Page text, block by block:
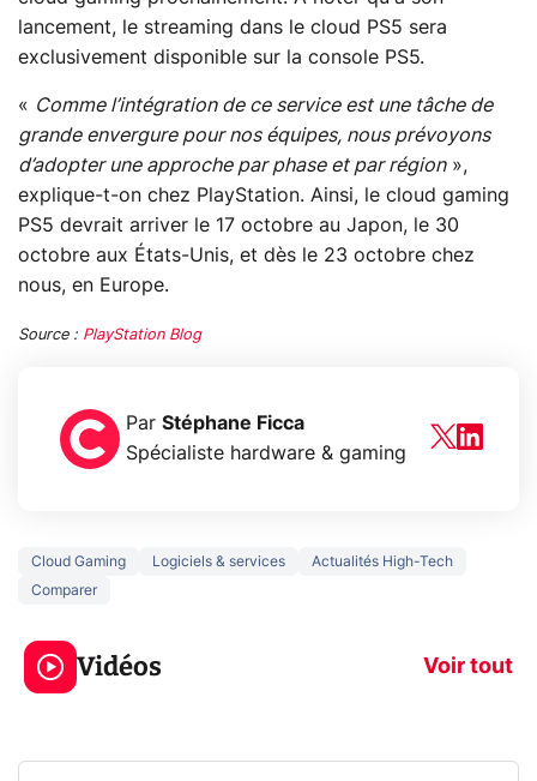
lancement, le streaming dans le cloud PS5 sera
exclusivement disponible sur la console PS5.
« Comme l’intégration de ce service est une tâche de
grande envergure pour nos équipes, nous prévoyons
d’adopter une approche par phase et par région»,
explique-t-on chez PlayStation. Ainsi, le cloud gaming
PS5 devrait arriver le 17 octobre au Japon, le 30
octobre aux États-Unis, et dès le 23 octobre chez
nous, en Europe.
Source : PlayStation Blog
Par Stéphane Ficca
Spécialiste hardware & gaming
Cloud Gaming Logiciels & services
Actualités High-Tech
Comparer
Vidéos Voir tout
3 écrans en 1 pour
319€ ? Voici L'AOC
CQ32G4ZA !
prochaine